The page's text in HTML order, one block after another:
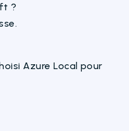
?
Azure Local pour